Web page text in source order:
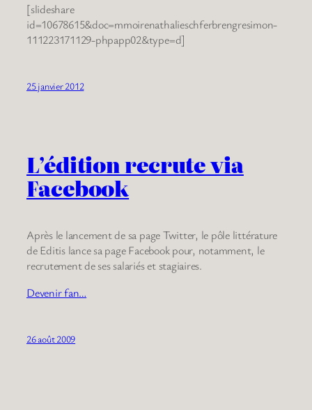
[slideshare
id=10678615&doc=mmoirenathalieschferbrengresimon-
111223171129-phpapp02&type=d]
25 janvier 2012
L’édition recrute via
Facebook
Après le lancement de sa page Twitter, le pôle littérature
de Editis lance sa page Facebook pour, notamment, le
recrutement de ses salariés et stagiaires.
Devenir fan…
26 août 2009